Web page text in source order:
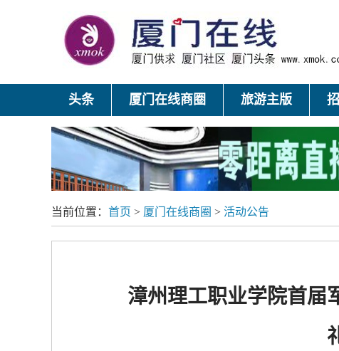
头条 厦门在线商圈 旅游主版
当前位置： 首页 > 厦门在线商圈 > 活动公告
漳州理工职业学院首届